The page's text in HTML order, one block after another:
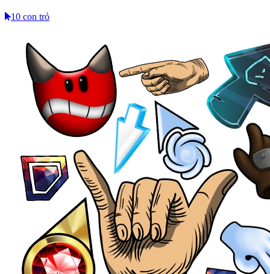
10 con trỏ